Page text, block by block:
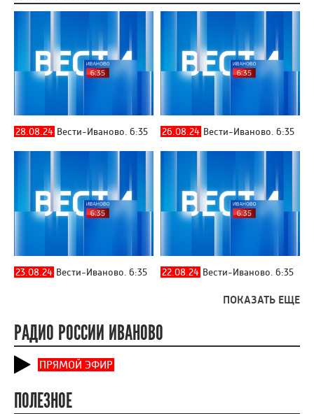
28.08.24 Вести-Иваново. 6:35 26.08.24 Вести-Иваново. 6:35
23.08.24 Вести-Иваново. 6:35 22.08.24 Вести-Иваново. 6:35
ПОКАЗАТЬ ЕЩЕ
РАДИО РОССИИ ИВАНОВО
ПРЯМОЙ ЭФИР
ПОЛЕЗНОЕ